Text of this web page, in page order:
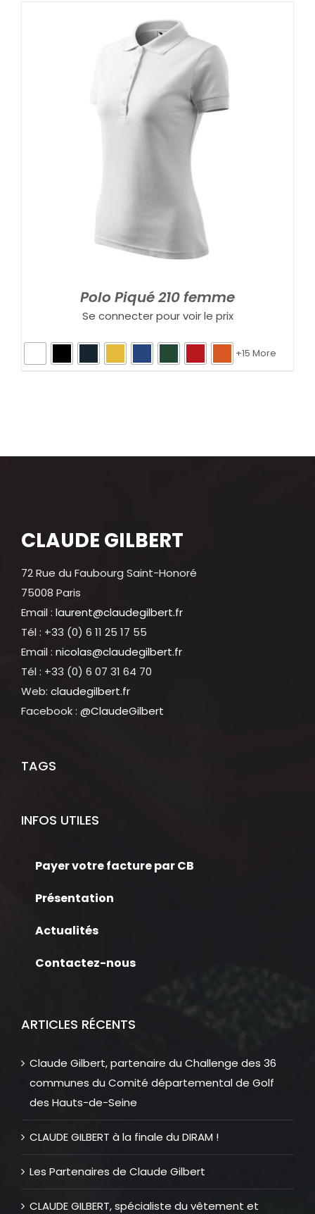
Polo Piqué 210 femme
Se connecter pour voir le prix
+15 More
CLAUDE GILBERT
72 Rue du Faubourg Saint-Honoré
75008 Paris
Email : laurent@claudegilbert.fr
Tél : +33 (0) 6 11 25 17 55
Email : nicolas@claudegilbert.fr
Tél : +33 (0) 6 07 31 64 70
Web: claudegilbert.fr
Facebook : @ClaudeGilbert
TAGS
INFOS UTILES
Payer votre facture par CB
Présentation
Actualités
Contactez-nous
ARTICLES RÉCENTS
Claude Gilbert, partenaire du Challenge des 36
communes du Comité départemental de Golf
des Hauts-de-Seine
CLAUDE GILBERT à la finale du DIRAM !
Les Partenaires de Claude Gilbert
CLAUDE GILBERT, spécialiste du vêtement et